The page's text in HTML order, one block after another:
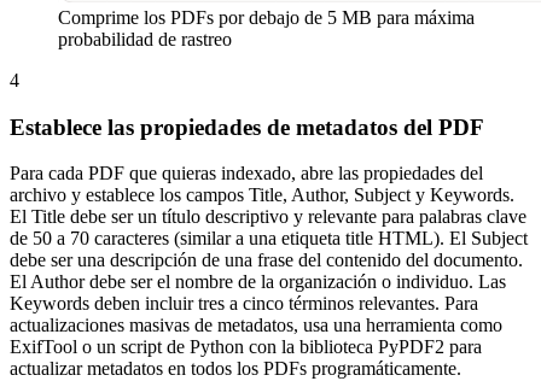
Comprime los PDFs por debajo de 5 MB para máxima
probabilidad de rastreo
4
Establece las propiedades de metadatos del PDF
Para cada PDF que quieras indexado, abre las propiedades del
archivo y establece los campos Title, Author, Subject y Keywords.
El Title debe ser un título descriptivo y relevante para palabras clave
de 50 a 70 caracteres (similar a una etiqueta title HTML). El Subject
debe ser una descripción de una frase del contenido del documento.
El Author debe ser el nombre de la organización o individuo. Las
Keywords deben incluir tres a cinco términos relevantes. Para
actualizaciones masivas de metadatos, usa una herramienta como
ExifTool o un script de Python con la biblioteca PyPDF2 para
actualizar metadatos en todos los PDFs programáticamente.